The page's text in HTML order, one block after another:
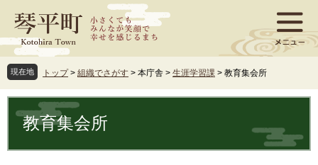
ジ
先
頭
で
ュ
を
飛
ば
現在地 トップ > 組織でさがす > 本庁舎 > 生涯学習課 > 教育集会所
文 教育集会所